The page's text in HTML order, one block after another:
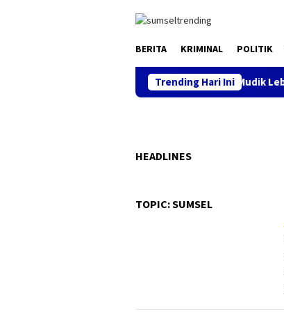
BERITA KRIMINAL POLITIK
Trending Hari Ini
Keluarga Nyaman” Tagline Polri Di Musim Mudik Lebaran
HEADLINES
TOPIC:SUMSEL